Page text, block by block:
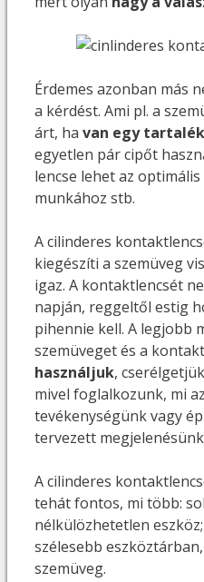
Érdemes azonban más
a kérdést. Ami pl. a
árt, ha van egy tartalék
egyetlen pár cipőt
lencse lehet az
munkához stb.
A cilinderes
kiegészíti a szemüveg
igaz. A kontaktlencsét
napján, reggeltől estig
pihennie kell. A legjobb
szemüveget és a
használjuk,
mivel foglalkozunk, mi
tevékenységünk vagy
tervezett
A cilinderes
tehát fontos, mi több:
nélkülözhetetlen
szélesebb
szemüveg.